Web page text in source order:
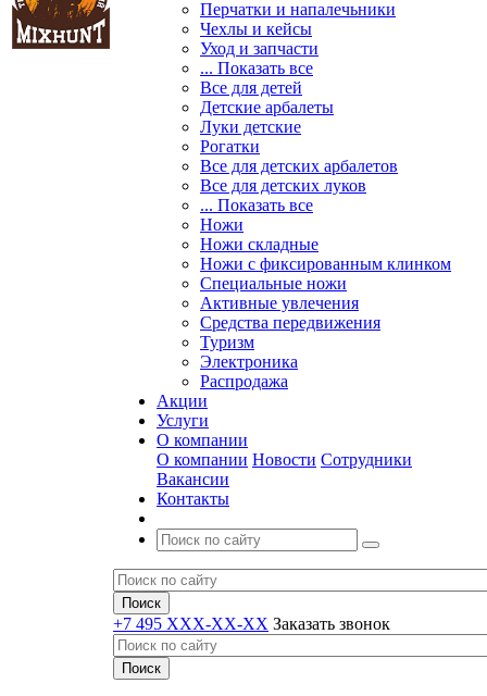
Перчатки и напалечьники
Чехлы и кейсы
Уход и запчасти
... Показать все
Все для детей
Детские арбалеты
Луки детские
Рогатки
Все для детских арбалетов
Все для детских луков
... Показать все
Ножи
Ножи складные
Ножи с фиксированным клинком
Специальные ножи
Активные увлечения
Средства передвижения
Туризм
Электроника
Распродажа
Акции
Услуги
О компании
О компании Новости Сотрудники
Вакансии
Контакты
+7 495 XXX-XX-XX Заказать звонок